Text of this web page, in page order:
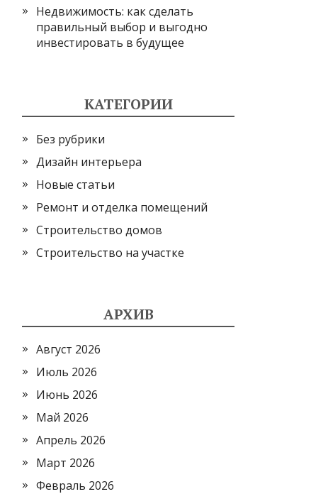
Недвижимость: как сделать
правильный выбор и выгодно
инвестировать в будущее
КАТЕГОРИИ
Без рубрики
Дизайн интерьера
Новые статьи
Ремонт и отделка помещений
Строительство домов
Строительство на участке
АРХИВ
Август 2026
Июль 2026
Июнь 2026
Май 2026
Апрель 2026
Март 2026
Февраль 2026